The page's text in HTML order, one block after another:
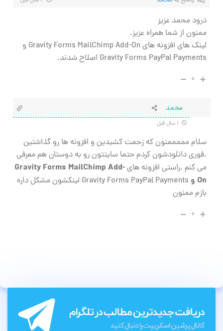
درود محمد عزیز
ممنون از شما همراه عزیز.
لینک های افزونه های Gravity Forms MailChimp Add-On و
Gravity Forms PayPal Payments اصلاح شدند.
۰
محمد
سلام مممممنون که زحمت کشیدین و افزونه ها رو گذاشتین
.فوری دانلودشون کردم حتما سایتتون رو به دوستان هم معرفی
می کنم .راستی افزونه هایGravity Forms MailChimp Add-
On و
Gravity Forms PayPal Payments لینکشون مشکل داره
بازم ممنون
۰